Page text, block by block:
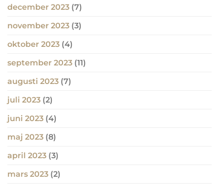
december 2023 (7)
november 2023 (3)
oktober 2023 (4)
september 2023 (11)
augusti 2023 (7)
juli 2023 (2)
juni 2023 (4)
maj 2023 (8)
april 2023 (3)
mars 2023 (2)